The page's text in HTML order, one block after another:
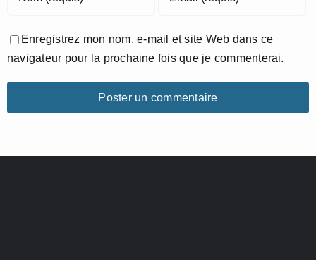
Enregistrez mon nom, e-mail et site Web dans ce
navigateur pour la prochaine fois que je commenterai.